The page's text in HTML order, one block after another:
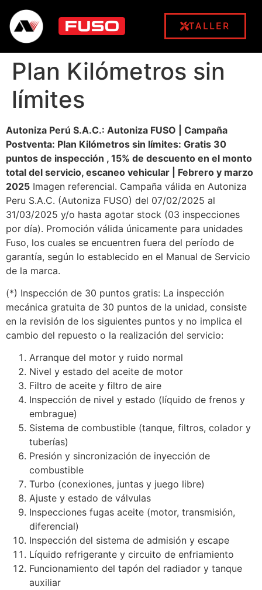
TALLER
Plan Kilómetros sin
límites
Autoniza Perú S.A.C.: Autoniza FUSO | Campaña
Postventa: Plan Kilómetros sin límites: Gratis 30
puntos de inspección , 15% de descuento en el monto
total del servicio, escaneo vehicular | Febrero y marzo
2025 Imagen referencial. Campaña válida en Autoniza
Peru S.A.C. (Autoniza FUSO) del 07/02/2025 al
31/03/2025 y/o hasta agotar stock (03 inspecciones
por día). Promoción válida únicamente para unidades
Fuso, los cuales se encuentren fuera del período de
garantía, según lo establecido en el Manual de Servicio
de la marca.
(*) Inspección de 30 puntos gratis: La inspección
mecánica gratuita de 30 puntos de la unidad, consiste
en la revisión de los siguientes puntos y no implica el
cambio del repuesto o la realización del servicio:
Arranque del motor y ruido normal
Nivel y estado del aceite de motor
Filtro de aceite y filtro de aire
Inspección de nivel y estado (líquido de frenos y
embrague)
Sistema de combustible (tanque, filtros, colador y
tuberías)
Presión y sincronización de inyección de
combustible
Turbo (conexiones, juntas y juego libre)
Ajuste y estado de válvulas
Inspecciones fugas aceite (motor, transmisión,
diferencial)
Inspección del sistema de admisión y escape
Líquido refrigerante y circuito de enfriamiento
Funcionamiento del tapón del radiador y tanque
auxiliar